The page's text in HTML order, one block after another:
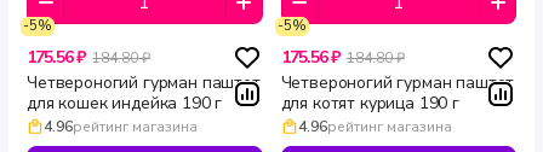
-5%
175.56 ₽ 184.80 ₽
Четвероногий гурман паштет
для кошек индейка 190 г
4.96рейтинг магазина
-5%
175.56 ₽ 184.80 ₽
Четвероногий гурман паштет
для котят курица 190 г
4.96рейтинг магазина